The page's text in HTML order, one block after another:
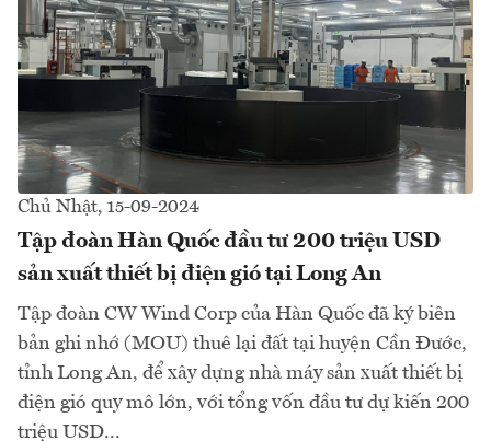
Chủ Nhật, 15-09-2024
Tập đoàn Hàn Quốc đầu tư 200 triệu USD
sản xuất thiết bị điện gió tại Long An
Tập đoàn CW Wind Corp của Hàn Quốc đã ký biên
bản ghi nhớ (MOU) thuê lại đất tại huyện Cần Đước,
tỉnh Long An, để xây dựng nhà máy sản xuất thiết bị
điện gió quy mô lớn, với tổng vốn đầu tư dự kiến 200
triệu USD...